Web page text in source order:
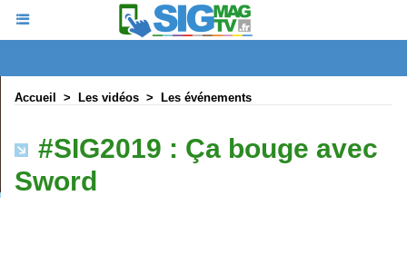
Accueil > Les vidéos > Les événements
#SIG2019 : Ça bouge avec
Sword